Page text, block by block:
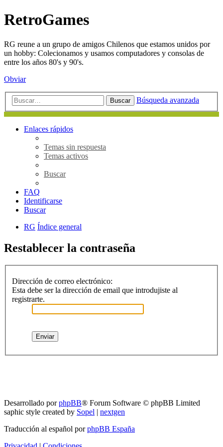
RetroGames
RG reune a un grupo de amigos Chilenos que estamos unidos por
un hobby: Colecionamos y usamos computadores y consolas de
entre los años 80's y 90's.
Obviar
Buscar Búsqueda avanzada
Enlaces rápidos
Temas sin respuesta
Temas activos
Buscar
FAQ
Identificarse
Buscar
RG Índice general
Restablecer la contraseña
Dirección de correo electrónico:
Esta debe ser la dirección de email que introdujiste al
registrarte.
Desarrollado porphpBB® Forum Software © phpBB Limited
saphic style created by Sopel | nextgen
Traducción al español porphpBB España